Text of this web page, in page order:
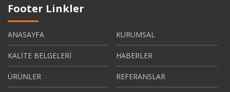
Footer Linkler
ANASAYFA KURUMSAL
KALİTE BELGELERİ HABERLER
ÜRÜNLER REFERANSLAR